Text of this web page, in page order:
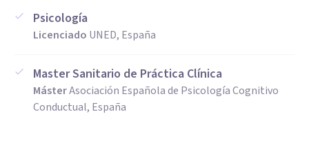
Psicología
Licenciado UNED, España
Master Sanitario de Práctica Clínica
MásterAsociación Española de Psicología Cognitivo
Conductual, España